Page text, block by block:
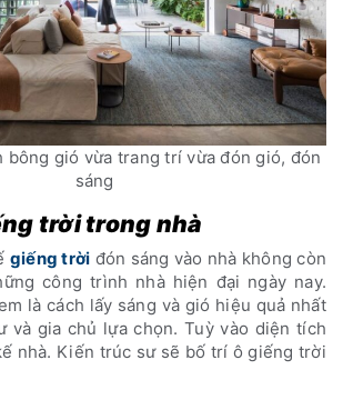
bông gió vừa trang trí vừa đón gió, đón
sáng
trời trong nhà
giếng trời đón sáng vào nhà không còn
công trình nhà hiện đại ngày nay.
là cách lấy sáng và gió hiệu quả nhất
và gia chủ lựa chọn. Tuỳ vào diện tích
nhà. Kiến trúc sư sẽ bố trí ô giếng trời